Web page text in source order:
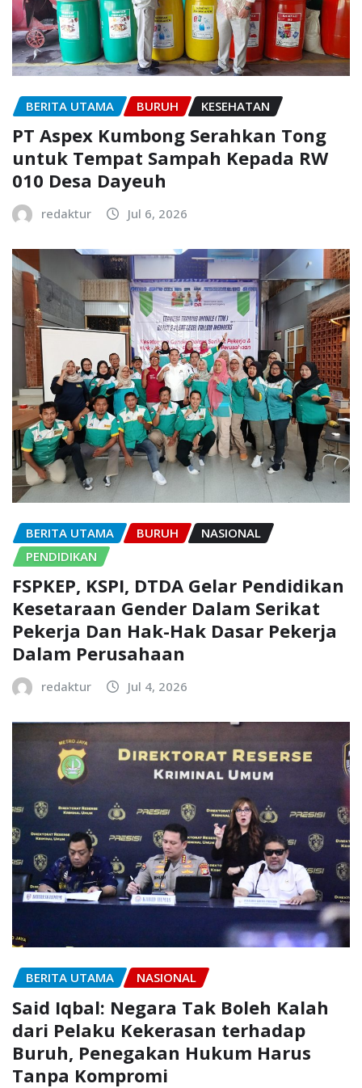
BERITA UTAMA BURUH KESEHATAN
PT Aspex Kumbong Serahkan Tong
untuk Tempat Sampah Kepada RW
010 Desa Dayeuh
redaktur Jul 6, 2026
BERITA UTAMA BURUH
NASIONAL
PENDIDIKAN
FSPKEP, KSPI, DTDA Gelar Pendidikan
Kesetaraan Gender Dalam Serikat
Pekerja Dan Hak-Hak Dasar Pekerja
Dalam Perusahaan
redaktur Jul 4, 2026
BERITA UTAMA NASIONAL
Said Iqbal: Negara Tak Boleh Kalah
dari Pelaku Kekerasan terhadap
Buruh, Penegakan Hukum Harus
Tanpa Kompromi